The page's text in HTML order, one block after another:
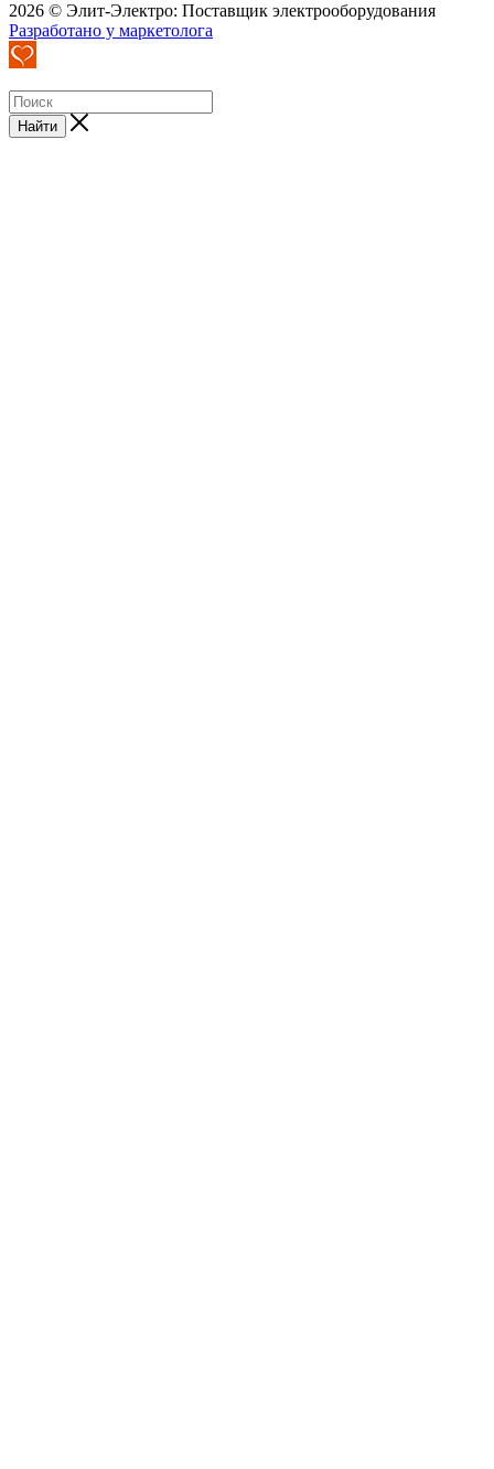
2026 © Элит-Электро: Поставщик электрооборудования
Разработано у маркетолога
Найти